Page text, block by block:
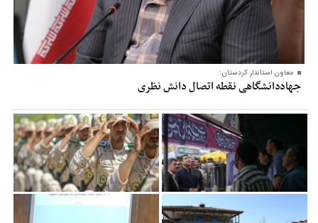
معاون‌ استاندار کردستان:
جهاددانشگاهی نقطه اتصال دانش نظری